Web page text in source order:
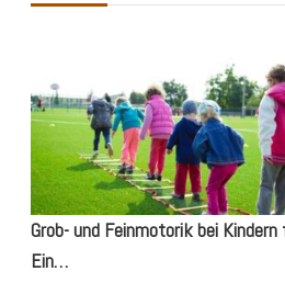
Grob- und Feinmotorik bei Kindern
Ein…